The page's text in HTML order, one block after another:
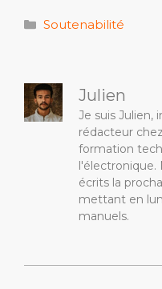
Catégories
Soutenabilité
Julien
Je suis Julien,
rédacteur
formation
l'électronique.
écrits la
mettant en
manuels.